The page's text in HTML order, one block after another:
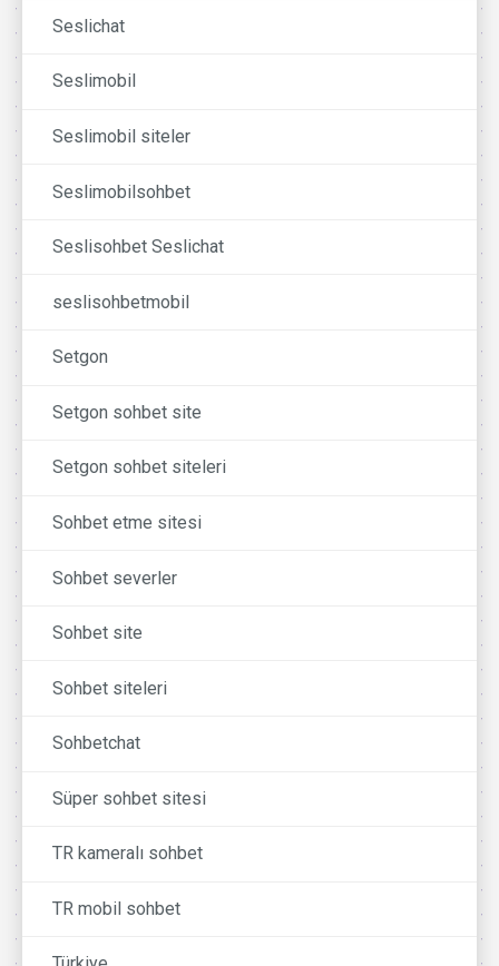
Seslichat
Seslimobil
Seslimobil siteler
Seslimobilsohbet
Seslisohbet Seslichat
seslisohbetmobil
Setgon
Setgon sohbet site
Setgon sohbet siteleri
Sohbet etme sitesi
Sohbet severler
Sohbet site
Sohbet siteleri
Sohbetchat
Süper sohbet sitesi
TR kameralı sohbet
TR mobil sohbet